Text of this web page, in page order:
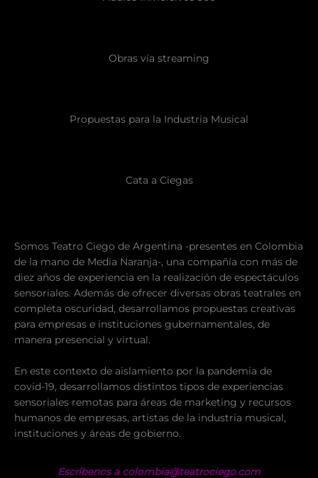
Obras vía streaming
Propuestas para la Industria Musical
Cata a Ciegas
Somos Teatro Ciego de Argentina -presentes en Colombia
de la mano de Media Naranja-, una compañía con más de
diez años de experiencia en la realización de espectáculos
sensoriales. Además de ofrecer diversas obras teatrales en
completa oscuridad, desarrollamos propuestas creativas
para empresas e instituciones gubernamentales, de
manera presencial y virtual.
En este contexto de aislamiento por la pandemia de
covid-19, desarrollamos distintos tipos de experiencias
sensoriales remotas para áreas de marketing y recursos
humanos de empresas, artistas de la industria musical,
instituciones y áreas de gobierno.
Escríbenos a colombia@teatrociego.com